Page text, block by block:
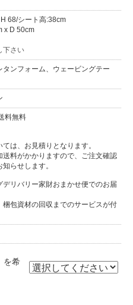
68/シート高:38cm
x D 50cm
下さい
タンフォーム、ウェービングテー
料無料
は、お見積りとなります。
送料がかかりますので、ご注文確認
らせします。
リバリー家財おまかせ便でのお届
梱包資材の回収までのサービスが付
を希